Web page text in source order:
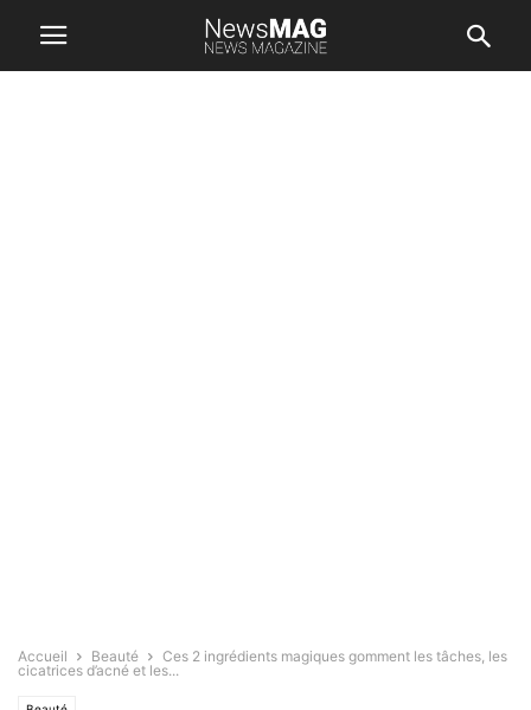
Accueil Beauté
Ces 2 ingrédients magiques gomment les tâches, les
cicatrices d’acné et les...